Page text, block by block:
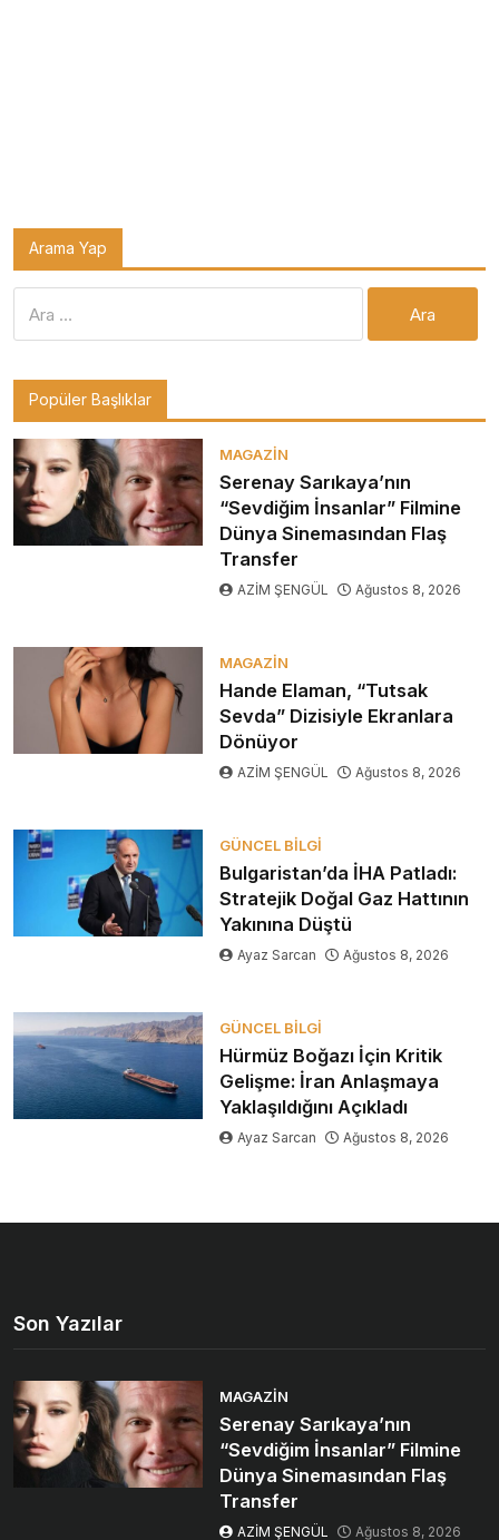
Arama Yap
Popüler Başlıklar
MAGAZIN
Serenay Sarıkaya’nın
“Sevdiğim İnsanlar” Filmine
Dünya Sinemasından Flaş
Transfer
AZİM ŞENGÜL Ağustos 8, 2026
MAGAZIN
Hande Elaman, “Tutsak
Sevda” Dizisiyle Ekranlara
Dönüyor
AZİM ŞENGÜL Ağustos 8, 2026
GÜNCEL BILGI
Bulgaristan’da İHA Patladı:
Stratejik Doğal Gaz Hattının
Yakınına Düştü
Ayaz Sarcan Ağustos 8, 2026
GÜNCEL BILGI
Hürmüz Boğazı İçin Kritik
Gelişme: İran Anlaşmaya
Yaklaşıldığını Açıkladı
Ayaz Sarcan Ağustos 8, 2026
Son Yazılar
MAGAZIN
Serenay Sarıkaya’nın
“Sevdiğim İnsanlar” Filmine
Dünya Sinemasından Flaş
Transfer
AZİM ŞENGÜL Ağustos 8, 2026